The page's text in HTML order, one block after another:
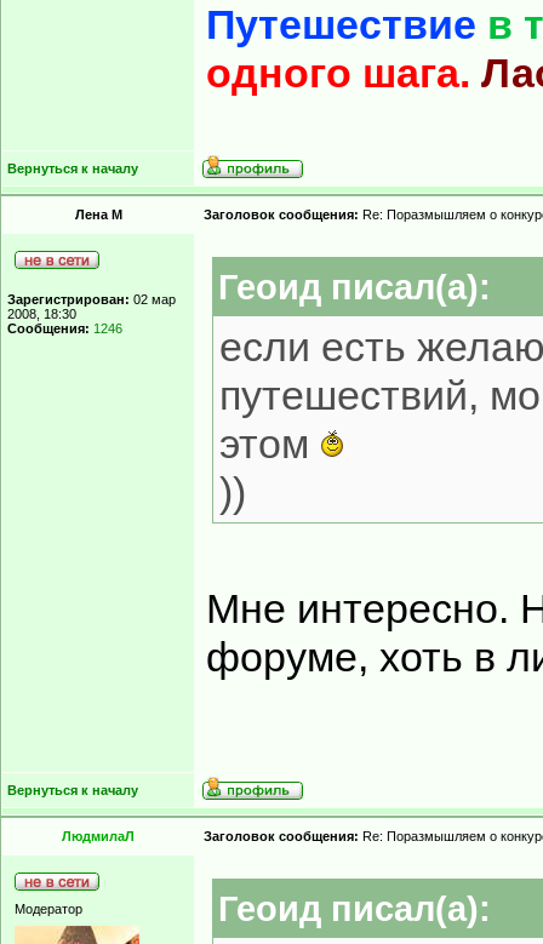
Путешествие в
одного шага.
Вернуться к началу
Лена М Заголовок сообщения: Re: Поразмышляем о
Зарегистрирован: 02 мар
2008, 18:30
Сообщения: 1246
Геоид писал(а):
если есть
путешествий,
этом
))
Мне интересно.
форуме, хоть в
Вернуться к началу
ЛюдмилаЛ Заголовок сообщения: Re: Поразмышляем о
Модератор Геоид писал(а):